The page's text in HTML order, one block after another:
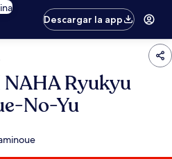
Descargar la app
NAHA Ryukyu
No-Yu